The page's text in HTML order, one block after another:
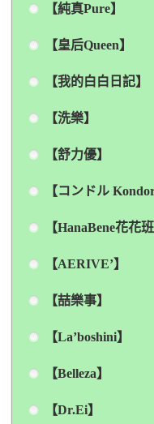
【純真Pure】
【皇后Queen】
【我的白白日記】
【洗樂】
【舒力優】
【コンドル
【HanaBene花花班
【AERIVE’】
【喆樂事】
【La’boshini】
【Belleza】
【Dr.Ei】